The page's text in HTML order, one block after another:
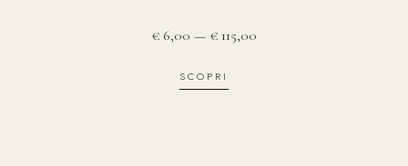
€ 6,00 — € 115,00
SCOPRI